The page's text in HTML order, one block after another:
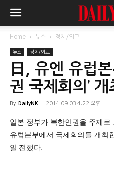
Home 뉴스 정치/외교
뉴스 정치/외교
日, 유엔 유럽
권 국제회의’ 개
By DailyNK - 2014.09.03 4:22 오후
일본 정부가 북한인권을 주제로
유럽본부에서 국제회의를 개최
일 전했다.